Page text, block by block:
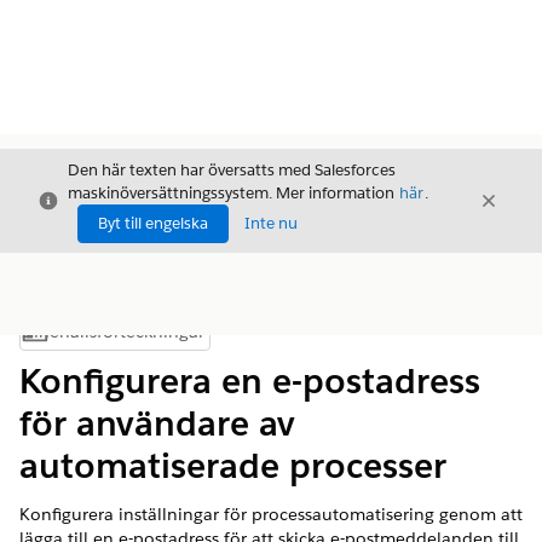
Stäng
Den här texten har översatts med Salesforces
maskinöversättningssystem. Mer information här.
Byt till engelska
Inte nu
Stäng
Visa innehållsförteckning
Innehållsförteckningar
Konfigurera en e-postadress
för användare av
automatiserade processer
Konfigurera inställningar för processautomatisering genom att